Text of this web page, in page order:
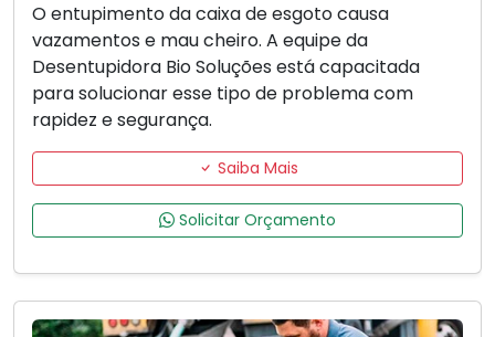
O entupimento da caixa de esgoto causa
vazamentos e mau cheiro. A equipe da
Desentupidora Bio Soluções está capacitada
para solucionar esse tipo de problema com
rapidez e segurança.
Saiba Mais
Solicitar Orçamento